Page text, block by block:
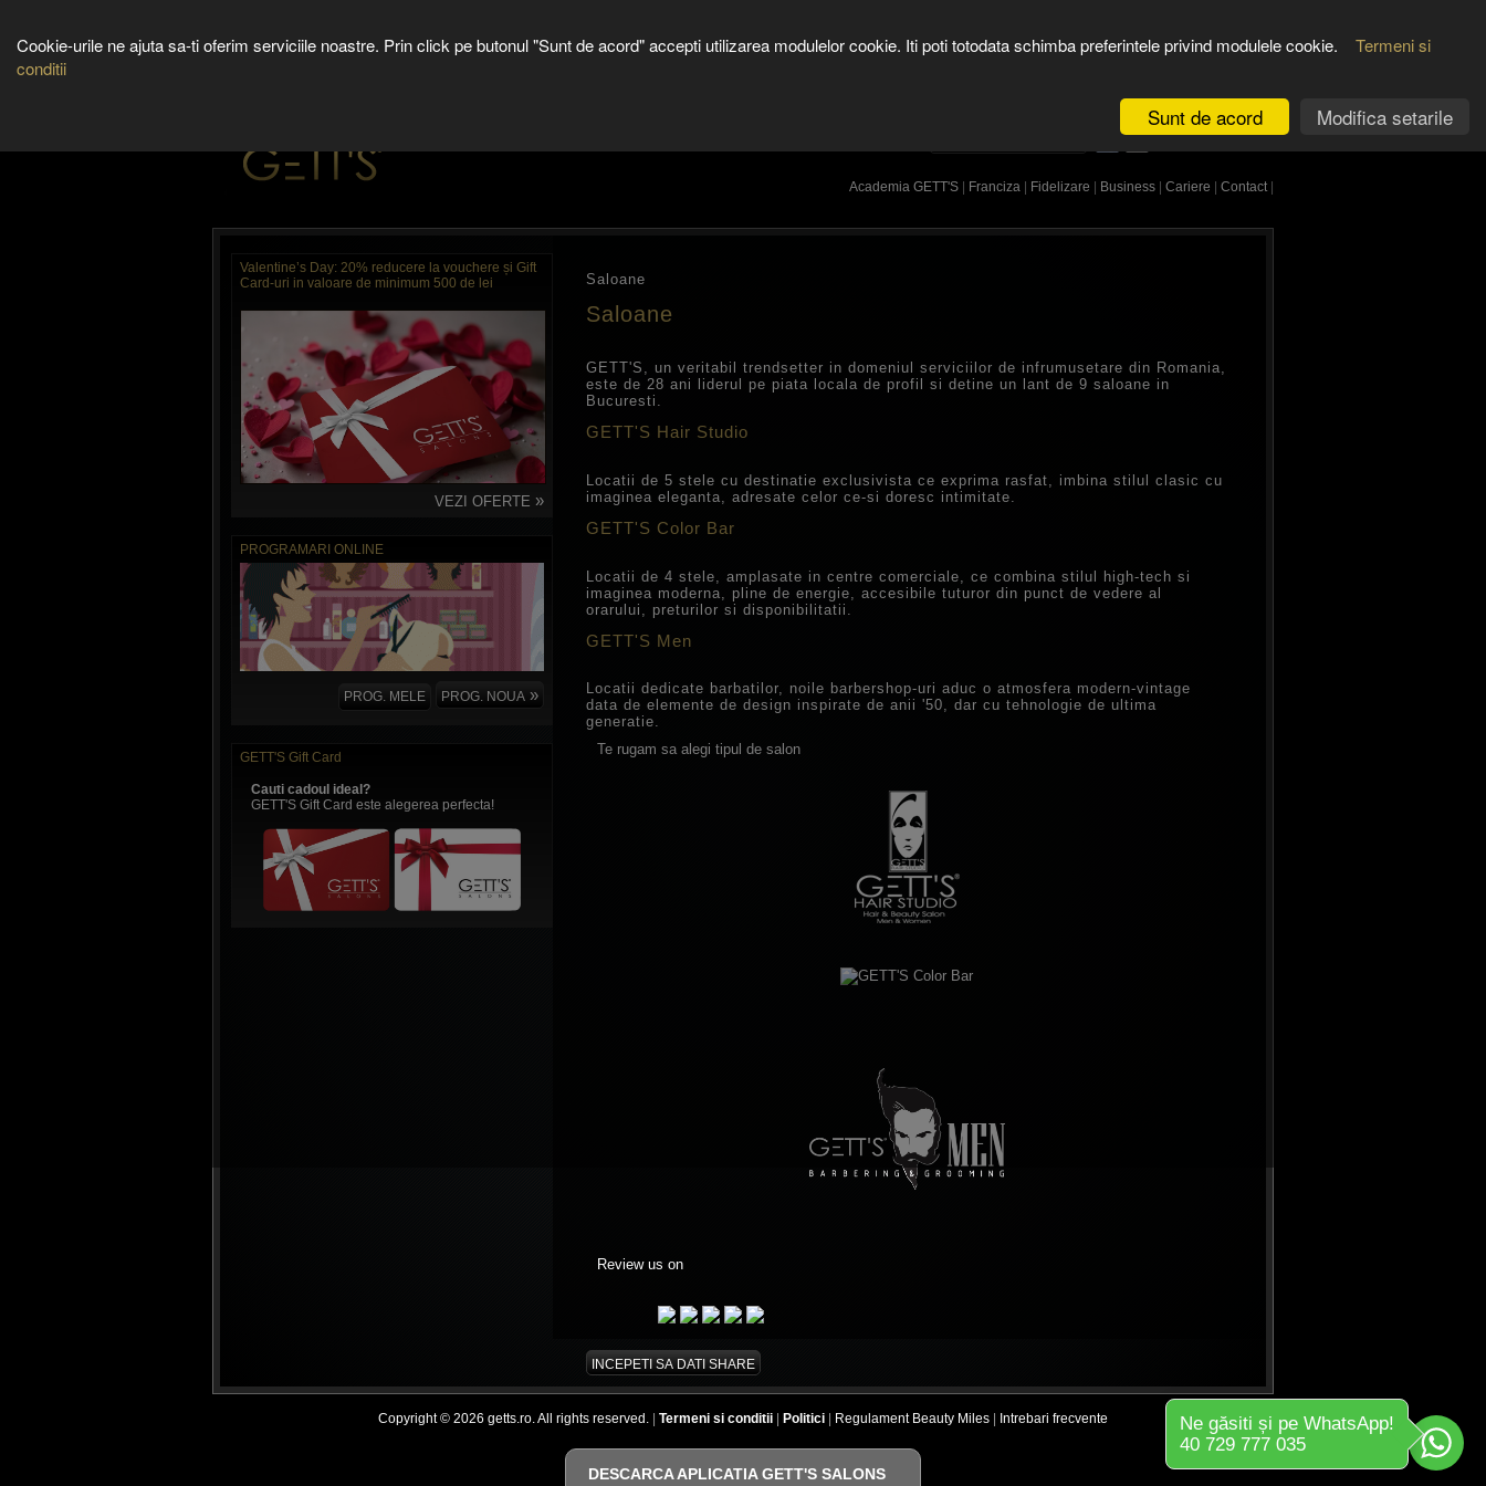
Cookie-urile ne ajuta sa-ti oferim serviciile noastre. Prin click pe butonul "Sunt de acord" accepti utilizarea modulelor cookie. Iti poti totodata schimba preferintele privind modulele cookie. Termeni si
conditii
Modifica setarile
Sunt de acord
English Language
Academia GETT'S Franciza Fidelizare Business Cariere Contact
Valentine’s Day: 20% reducere la vouchere și Gift
Card-uri in valoare de minimum 500 de lei
VEZI OFERTE »
PROGRAMARI ONLINE
PROG. MELE PROG. NOUA »
GETT'S Gift Card
Cauti cadoul ideal?
GETT'S Gift Card este alegerea perfecta!
Saloane
Saloane
GETT'S, un veritabil trendsetter in domeniul serviciilor de infrumusetare din Romania,
este de 28 ani liderul pe piata locala de profil si detine un lant de 9 saloane in
Bucuresti.
GETT'S Hair Studio
Locatii de 5 stele cu destinatie exclusivista ce exprima rasfat, imbina stilul clasic cu
imaginea eleganta, adresate celor ce-si doresc intimitate.
GETT'S Color Bar
Locatii de 4 stele, amplasate in centre comerciale, ce combina stilul high-tech si
imaginea moderna, pline de energie, accesibile tuturor din punct de vedere al
orarului, preturilor si disponibilitatii.
GETT'S Men
Locatii dedicate barbatilor, noile barbershop-uri aduc o atmosfera modern-vintage
data de elemente de design inspirate de anii '50, dar cu tehnologie de ultima
generatie.
Te rugam sa alegi tipul de salon
Review us on
INCEPETI SA DATI SHARE
Copyright © 2026 getts.ro. All rights reserved. Termeni si conditii Politici Regulament Beauty Miles Intrebari frecvente
DESCARCA APLICATIA GETT'S SALONS
Ne găsiti și pe WhatsApp!
40 729 777 035